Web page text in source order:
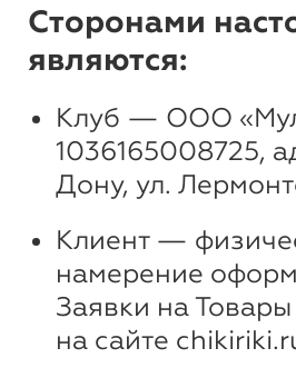
Сторонами
являются:
Клуб — ООО
1036165008725,
Дону, ул.
Клиент —
намерение
Заявки на
на сайте